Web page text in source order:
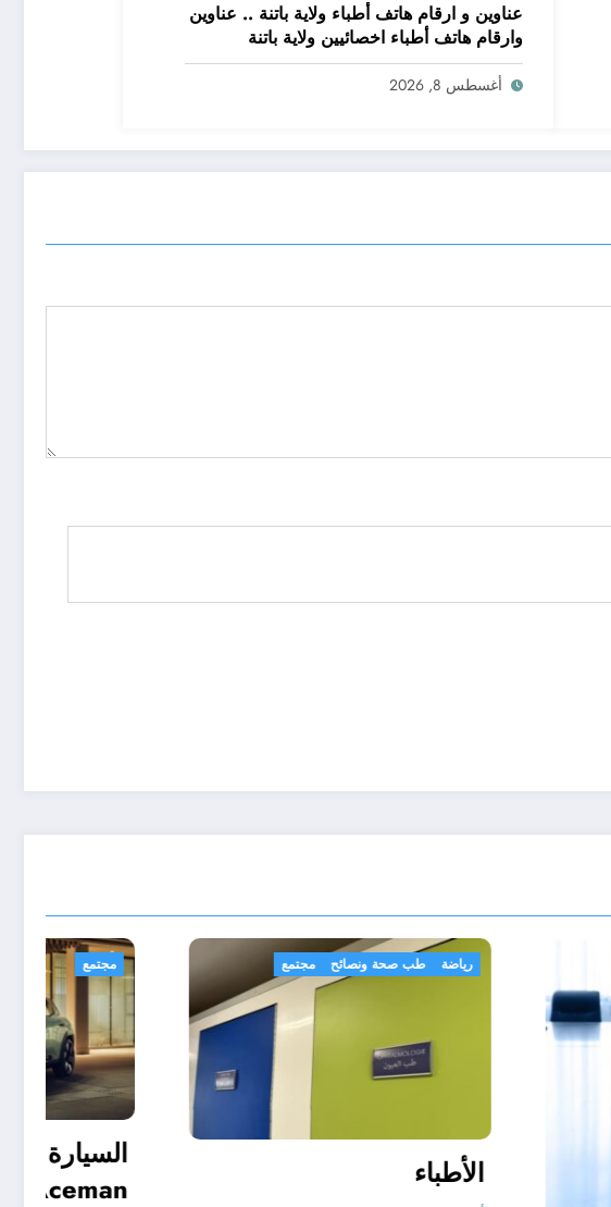
عناوين و ارقام هاتف أطباء ولاية باتنة .. عناوين
وارقام هاتف أطباء اخصائيين ولاية باتنة
أغسطس 8, 2026
رياضة طب صحة ونصائح